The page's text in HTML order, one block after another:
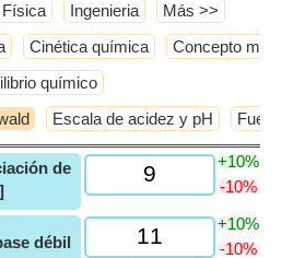
Física Ingenieria ​Más >>
Cinética química Concepto
químico
Escala de acidez y pH
de
]
+10%
-10%
débil
+10%
-10%